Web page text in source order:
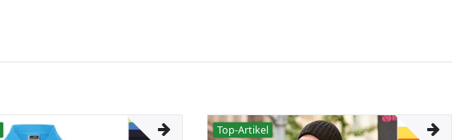
Top-Artikel